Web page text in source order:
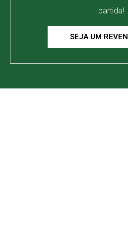
partida!
SEJA UM